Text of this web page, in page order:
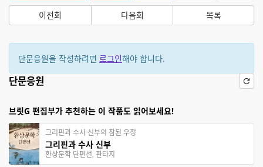
이전회 다음회 목록
단문응원을 작성하려면 로그인해야 합니다.
단문응원
브릿G 편집부가 추천하는 이 작품도 읽어보세요!
그리핀과 수사 신부의 참된 우정
그리핀과 수사 신부
환상문학 단편선, 판타지